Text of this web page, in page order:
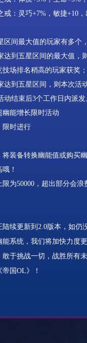
戒： 灵巧+7%，敏捷+10，
区间最大值的玩家有多个
达到五星区间的最大值，
场排名稍高的玩家获奖；
达到五星区间，则本次活
动结束后3个工作日内派发
幽能增长限时活动
限时进行
将装备转换幽能值或购买
！
限为50000，超出部分会浪
陆续更新到2.0版本，如仍
能系统，我们将加快力度
敢于挑战一切，战胜所有
国OL》！